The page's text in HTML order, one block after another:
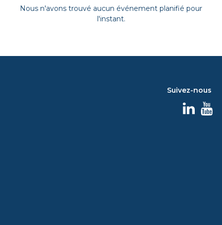
Nous n'avons trouvé aucun événement planifié pour
l'instant.
Suivez-nous